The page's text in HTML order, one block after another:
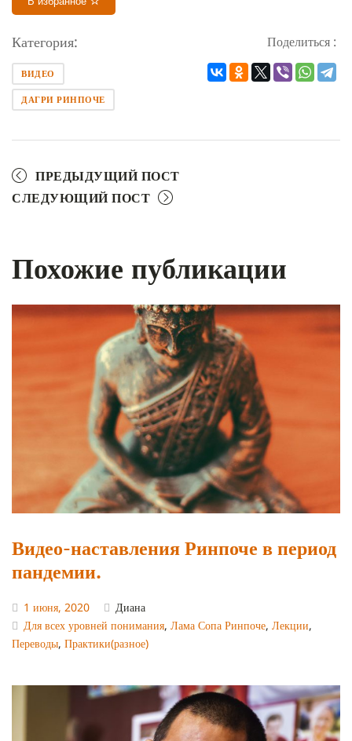
Категория:
ВИДЕО
ДАГРИ РИНПОЧЕ
Поделиться :
ПРЕДЫДУЩИЙ ПОСТ
СЛЕДУЮЩИЙ ПОСТ
Похожие публикации
Видео-наставления Ринпоче в период
пандемии.
1 июня, 2020
Диана
Для всех уровней понимания, Лама Сопа Ринпоче, Лекции,
Переводы, Практики(разное)